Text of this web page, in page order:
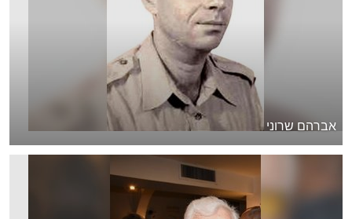
אברהם שרוני